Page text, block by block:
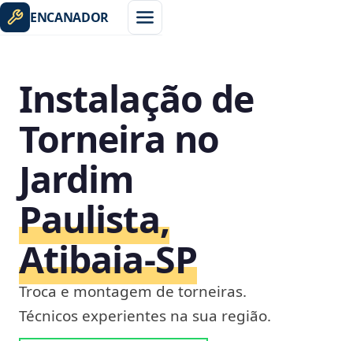
ENCANADOR
Instalação de
Torneira no
Jardim
Paulista,
Atibaia‑SP
Troca e montagem de torneiras.
Técnicos experientes na sua região.